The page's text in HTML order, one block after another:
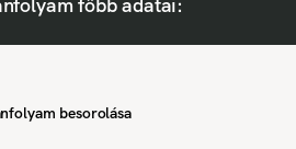
besorolása